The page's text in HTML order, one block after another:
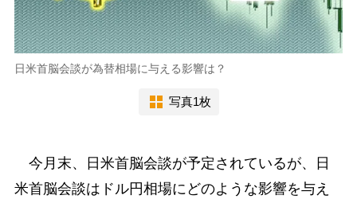
日米首脳会談が為替相場に与える影響は？
写真1枚
今月末、日米首脳会談が予定されているが、日
米首脳会談はドル円相場にどのような影響を与え